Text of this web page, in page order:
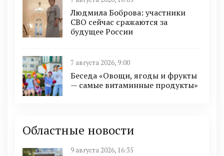
Людмила Боброва: участники
СВО сейчас сражаются за
будущее России
7 августа 2026, 9:00
Беседа «Овощи, ягоды и фрукты
— самые витаминные продукты»
Областные новости
9 августа 2026, 16:35